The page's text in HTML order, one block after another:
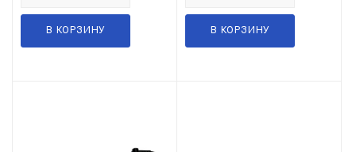
В КОРЗИНУ В КОРЗИНУ